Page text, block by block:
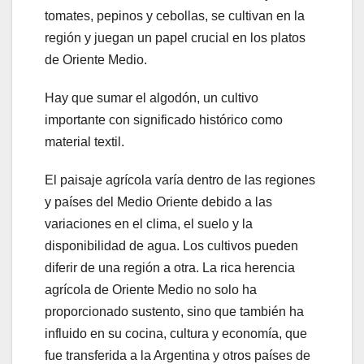
tomates, pepinos y cebollas, se cultivan en la
región y juegan un papel crucial en los platos
de Oriente Medio.
Hay que sumar el algodón, un cultivo
importante con significado histórico como
material textil.
El paisaje agrícola varía dentro de las regiones
y países del Medio Oriente debido a las
variaciones en el clima, el suelo y la
disponibilidad de agua. Los cultivos pueden
diferir de una región a otra. La rica herencia
agrícola de Oriente Medio no solo ha
proporcionado sustento, sino que también ha
influido en su cocina, cultura y economía, que
fue transferida a la Argentina y otros países de